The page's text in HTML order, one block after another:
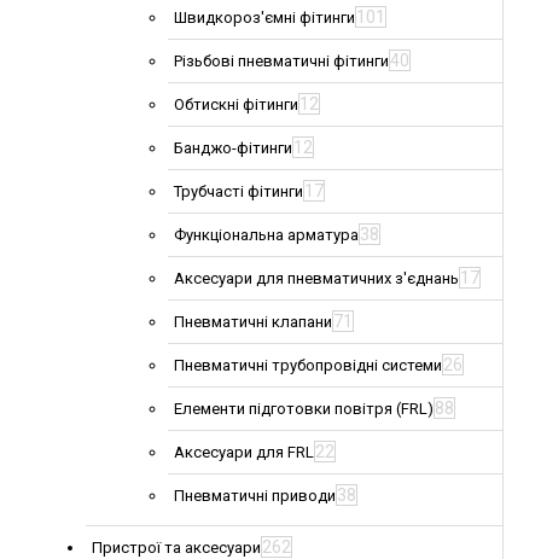
Швидкороз'ємні фітинги 101
Різьбові пневматичні фітинги40
Обтискні фітинги 12
Банджо-фітинги 12
Трубчасті фітинги 17
Функціональна арматура38
Аксесуари для пневматичних з'єднань 17
Пневматичні клапани 71
Пневматичні трубопровідні системи 26
Елементи підготовки повітря (FRL) 88
Аксесуари для FRL22
Пневматичні приводи 38
Пристрої та аксесуари 262